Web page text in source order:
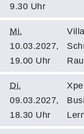
9.30 Uhr
Mi.
10.03.2027,
19.00 Uhr
Di.
09.03.2027,
18.30 Uhr